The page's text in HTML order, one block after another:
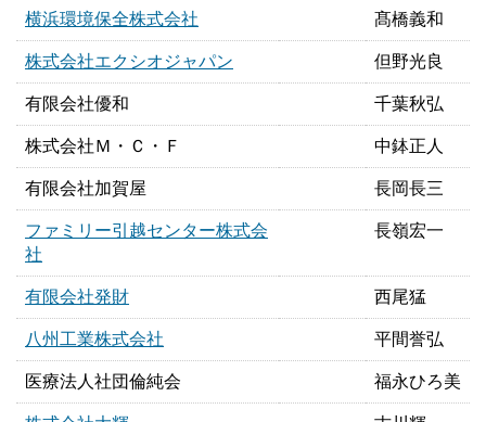
横浜環境保全株式会社 髙橋義和
株式会社エクシオジャパン 但野光良
有限会社優和 千葉秋弘
株式会社Ｍ・Ｃ・Ｆ 中鉢正人
有限会社加賀屋 長岡長三
ファミリー引越センター株式会
社
長嶺宏一
有限会社発財 西尾猛
八州工業株式会社 平間誉弘
医療法人社団倫純会 福永ひろ美